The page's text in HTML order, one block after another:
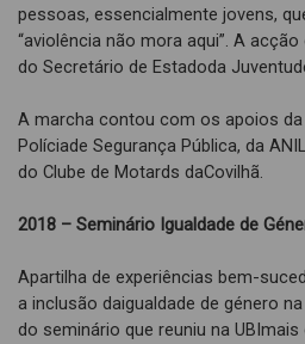
pessoas, essencialmente jovens,
“aviolência não mora aqui”. A
do Secretário de Estadoda
A marcha contou com os apoios da
Políciade Segurança Pública, da
do Clube de Motards daCovilhã.
2018 – Seminário Igualdade de
Apartilha de experiências bem-
a inclusão daigualdade de género
do seminário que reuniu na